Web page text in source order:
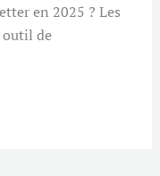
en 2025 ? Les
outil de